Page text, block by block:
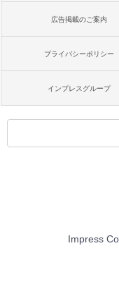
広告掲載のご案内
プライバシーポリシー
インプレスグループ
Impress